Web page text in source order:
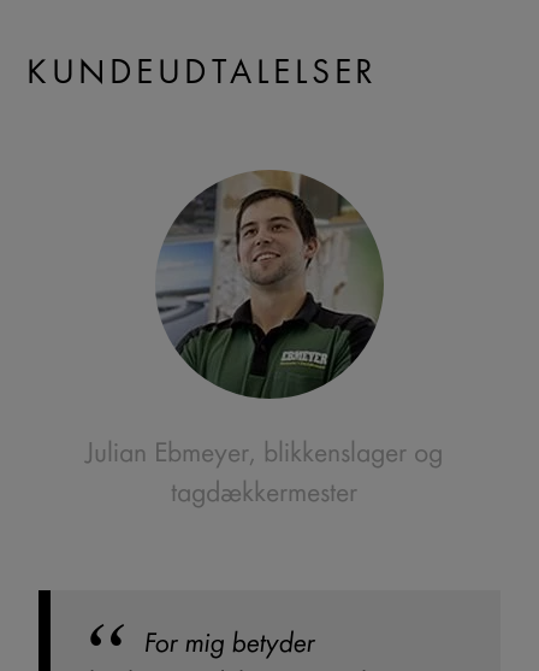
KUNDEUDTALELSER
Julian Ebmeyer, blikkenslager og
tagdækkermester
For mig betyder